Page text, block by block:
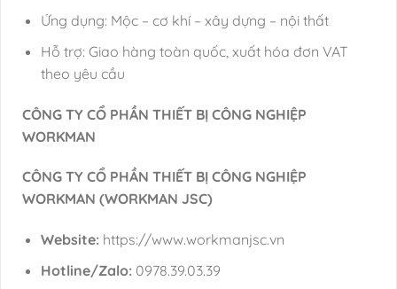
Ứng dụng: Mộc – cơ khí – xây dựng – nội thất
Hỗ trợ: Giao hàng toàn quốc, xuất hóa đơn VAT
theo yêu cầu
CÔNG TY CỔ PHẦN THIẾT BỊ CÔNG NGHIỆP
WORKMAN
CÔNG TY CỔ PHẦN THIẾT BỊ CÔNG NGHIỆP
WORKMAN (WORKMAN JSC)
Website:https://www.workmanjsc.vn
Hotline/Zalo:0978.39.03.39